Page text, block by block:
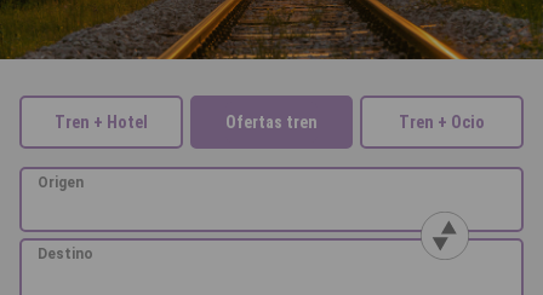
Tren + Hotel Ofertas tren Tren + Ocio
Origen
Destino